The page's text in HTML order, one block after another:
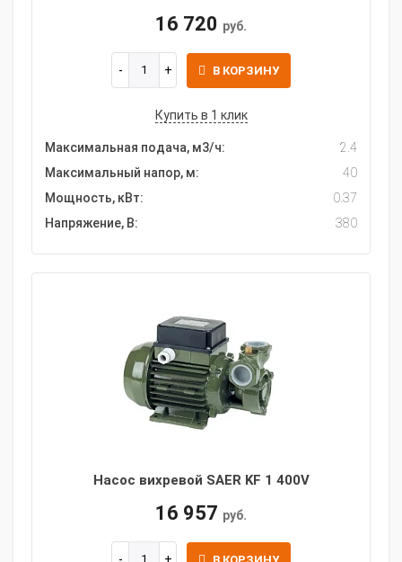
16 720 руб.
В КОРЗИНУ
Купить в 1 клик
Максимальная подача, м3/ч:
2.4
Максимальный напор, м:
40
Мощность, кВт:
0.37
Напряжение, В:
380
Насос вихревой SAER KF 1 400V
16 957 руб.